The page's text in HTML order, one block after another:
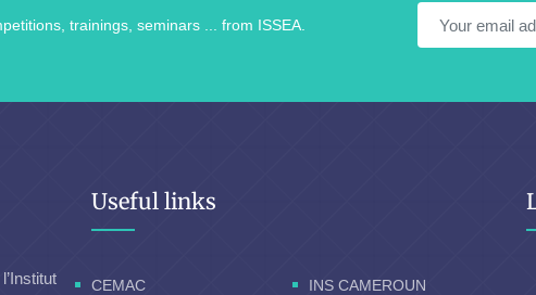
trainings, seminars ... from ISSEA.
Useful links
CEMAC INS CAMEROUN